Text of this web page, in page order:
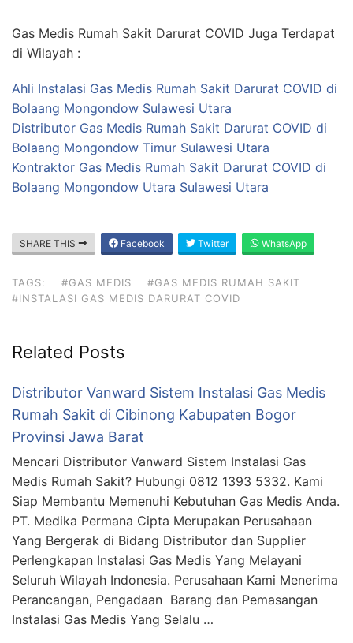
Gas Medis Rumah Sakit Darurat COVID Juga Terdapat
di Wilayah :
Ahli Instalasi Gas Medis Rumah Sakit Darurat COVID di
Bolaang Mongondow Sulawesi Utara
Distributor Gas Medis Rumah Sakit Darurat COVID di
Bolaang Mongondow Timur Sulawesi Utara
Kontraktor Gas Medis Rumah Sakit Darurat COVID di
Bolaang Mongondow Utara Sulawesi Utara
SHARE THIS Facebook Twitter WhatsApp
TAGS: #GAS MEDIS
#GAS MEDIS RUMAH SAKIT
#INSTALASI GAS MEDIS DARURAT COVID
Related Posts
Distributor Vanward Sistem Instalasi Gas Medis
Rumah Sakit di Cibinong Kabupaten Bogor
Provinsi Jawa Barat
Mencari Distributor Vanward Sistem Instalasi Gas
Medis Rumah Sakit? Hubungi 0812 1393 5332. Kami
Siap Membantu Memenuhi Kebutuhan Gas Medis Anda.
PT. Medika Permana Cipta Merupakan Perusahaan
Yang Bergerak di Bidang Distributor dan Supplier
Perlengkapan Instalasi Gas Medis Yang Melayani
Seluruh Wilayah Indonesia. Perusahaan Kami Menerima
Perancangan, Pengadaan Barang dan Pemasangan
Instalasi Gas Medis Yang Selalu …